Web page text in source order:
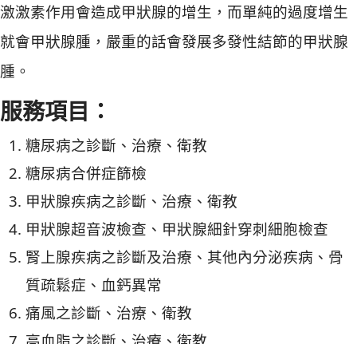
激激素作用會造成甲狀腺的增生，而單純的過度增生
就會甲狀腺腫，嚴重的話會發展多發性結節的甲狀腺
腫。
服務項目：
糖尿病之診斷、治療、衛教
糖尿病合併症篩檢
甲狀腺疾病之診斷、治療、衛教
甲狀腺超音波檢查、甲狀腺細針穿刺細胞檢查
腎上腺疾病之診斷及治療、其他內分泌疾病、骨
質疏鬆症、血鈣異常
痛風之診斷、治療、衛教